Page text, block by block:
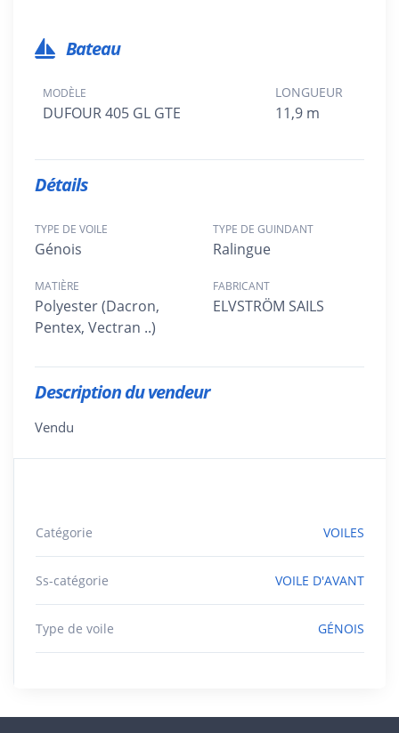
Bateau
MODÈLE
DUFOUR 405 GL GTE
LONGUEUR
11,9 m
Détails
TYPE DE VOILE
Génois
TYPE DE GUINDANT
Ralingue
MATIÈRE
Polyester (Dacron,
Pentex, Vectran ..)
FABRICANT
ELVSTRÖM SAILS
Description du vendeur
Vendu
Catégorie VOILES
Ss-catégorie VOILE D'AVANT
Type de voile GÉNOIS